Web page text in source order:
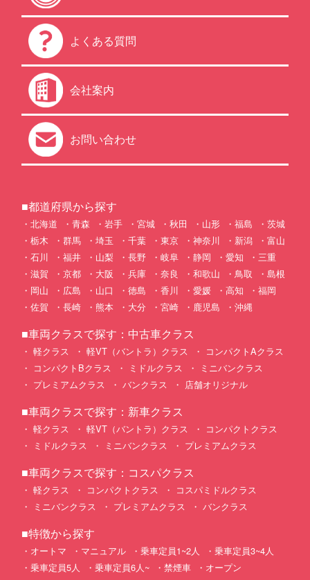
よくある質問
会社案内
お問い合わせ
■都道府県から探す
北海道 青森 岩手 宮城 秋田 山形 福島
茨城
栃木
群馬 埼玉 千葉 東京 神奈川 新潟
富山
石川
福井 山梨 長野 岐阜 静岡 愛知
三重
滋賀
京都 大阪 兵庫 奈良 和歌山 鳥取
島根
岡山
広島 山口 徳島 香川 愛媛 高知
福岡
佐賀
長崎 熊本 大分 宮崎 鹿児島 沖縄
■車両クラスで探す：中古車クラス
軽クラス 軽VT（バントラ）クラス
コンパクトAクラス
コンパクトBクラス
ミドルクラス
ミニバンクラス
プレミアムクラス
バンクラス 店舗オリジナル
■車両クラスで探す：新車クラス
軽クラス 軽VT（バントラ）クラス
コンパクトクラス
ミドルクラス
ミニバンクラス プレミアムクラス
■車両クラスで探す：コスパクラス
軽クラス コンパクトクラス
コスパミドルクラス
ミニバンクラス
プレミアムクラス バンクラス
■特徴から探す
オートマ マニュアル 乗車定員1~2人
乗車定員3~4人
乗車定員5人
乗車定員6人~ 禁煙車
オープン